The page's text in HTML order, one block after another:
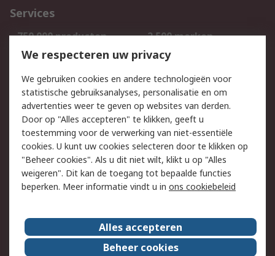
Services
750.000 producten
2.500 merken
Bestellen
Inkoopoplossingen
Track & Trace
Wettelijk
Cookiebeleid
Email veiligheid
Privacybeleid
Websitevoorwaarden
Algemene
verkoopvoorwaarden
Over RS
RS Group
Over ons
We respecteren uw privacy
We gebruiken cookies en andere technologieën voor
statistische gebruiksanalyses, personalisatie en om
advertenties weer te geven op websites van derden.
Door op "Alles accepteren" te klikken, geeft u
toestemming voor de verwerking van niet-essentiële
cookies. U kunt uw cookies selecteren door te klikken op
"Beheer cookies". Als u dit niet wilt, klikt u op "Alles
weigeren". Dit kan de toegang tot bepaalde functies
beperken. Meer informatie vindt u in ons cookiebeleid
Alles accepteren
Beheer cookies